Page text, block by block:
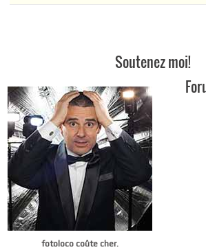
Soutenez moi!
fotoloco coûte cher.